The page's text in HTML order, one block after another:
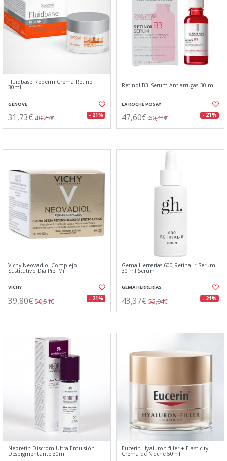
Fluidbase Rederm Crema Retinol
30ml
GENOVE
31,73€ 40,27€ - 21%
Retinol B3 Serum Antiarrugas 30 ml
LA ROCHE POSAY
47,60€ 60,41€ - 21%
Vichy Neovadiol Complejo
Sustitutivo Dia Piel Mi
VICHY
39,80€ 50,51€ - 21%
Gema Herrerias 600 Retinal-r Serum
30 ml Serum
GEMA HERRERIAS
43,37€ 55,04€ - 21%
Neoretin Discrom Ultra Emulsión
Despigmentante 30ml
Eucerin Hyaluron-filler + Elasticity
Crema de Noche 50ml